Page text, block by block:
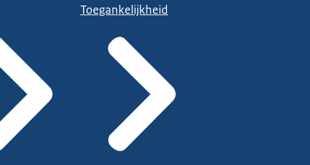
Toegankelijkheid